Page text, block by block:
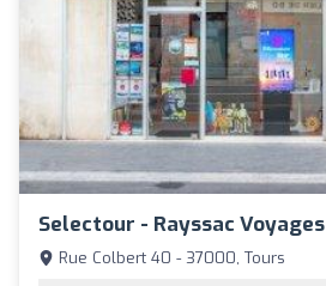
Selectour - Rayssac Voyages
Rue Colbert 40 - 37000, Tours